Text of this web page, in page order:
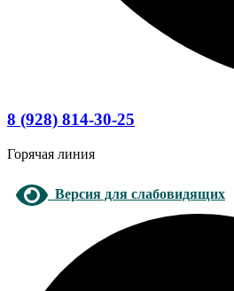
8 (928) 814-30-25
Горячая линия
Версия для слабовидящих